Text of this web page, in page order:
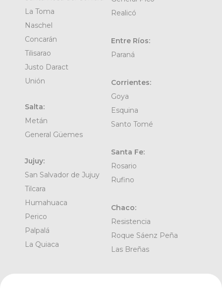
La Toma
Naschel
Concarán
Tilisarao
Justo Daract
Unión
Salta:
Metán
General Güemes
Jujuy:
San Salvador de Jujuy
Tilcara
Humahuaca
Perico
Palpalá
La Quiaca
Realicó
Entre Ríos:
Paraná
Corrientes:
Goya
Esquina
Santo Tomé
Santa Fe:
Rosario
Rufino
Chaco:
Resistencia
Roque Sáenz Peña
Las Breñas